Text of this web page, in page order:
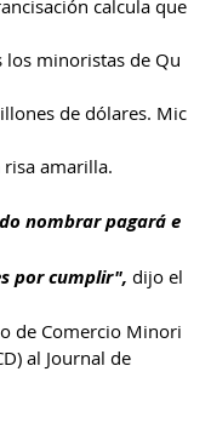
calcula que
los minoristas de Qu
de dólares. Mic
risa amarilla.
nombrar pagará e
por cumplir", dijo el
de Comercio Minori
al Journal de